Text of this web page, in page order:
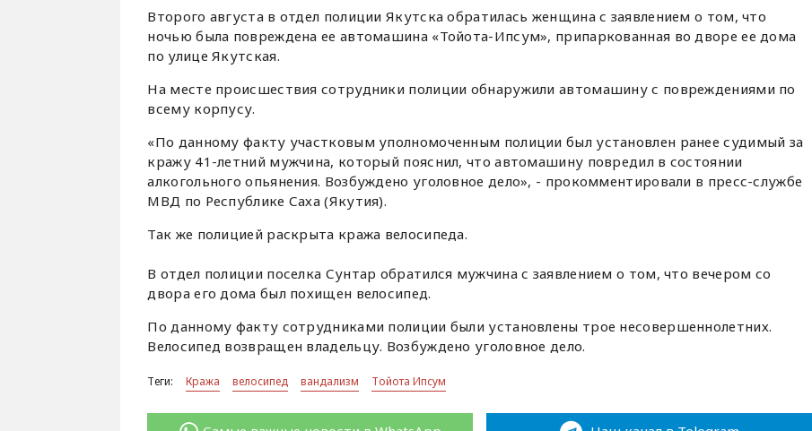
Второго августа в отдел полиции Якутска обратилась женщина с заявлением о том, что
ночью была повреждена ее автомашина «Тойота-Ипсум», припаркованная во дворе ее дома
по улице Якутская.
На месте происшествия сотрудники полиции обнаружили автомашину с повреждениями по
всему корпусу.
«По данному факту участковым уполномоченным полиции был установлен ранее судимый за
кражу 41-летний мужчина, который пояснил, что автомашину повредил в состоянии
алкогольного опьянения. Возбуждено уголовное дело», - прокомментировали в пресс-службе
МВД по Республике Саха (Якутия).
Так же полицией раскрыта кража велосипеда.
В отдел полиции поселка Сунтар обратился мужчина с заявлением о том, что вечером со
двора его дома был похищен велосипед.
По данному факту сотрудниками полиции были установлены трое несовершеннолетних.
Велосипед возвращен владельцу. Возбуждено уголовное дело.
Теги: Кража велосипед вандализм Тойота Ипсум